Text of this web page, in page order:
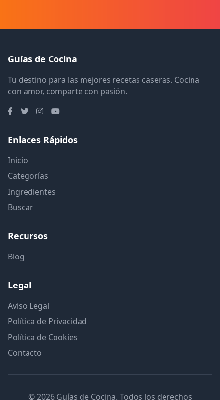
Guías de Cocina
Tu destino para las mejores recetas caseras. Cocina
con amor, comparte con pasión.
Enlaces Rápidos
Inicio
Categorías
Ingredientes
Buscar
Recursos
Blog
Legal
Aviso Legal
Política de Privacidad
Política de Cookies
Contacto
© 2026 Guías de Cocina. Todos los derechos